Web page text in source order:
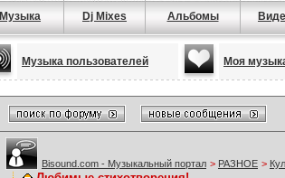
Музыка Dj Mixes Альбомы
Музыка пользователей Моя
Bisound.com - Музыкальный портал > РАЗНОЕ >